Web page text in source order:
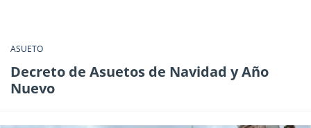
ASUETO
Decreto de Asuetos de Navidad y Año
Nuevo